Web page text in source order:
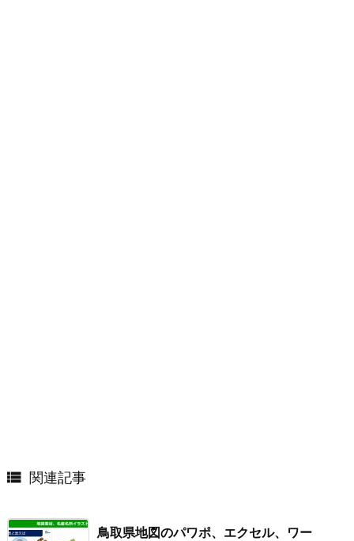
 関連記事
鳥取県地図のパワポ、エクセル、ワー